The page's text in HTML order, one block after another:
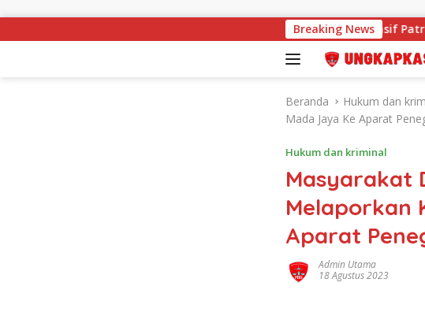
Breaking News
URC Satreskrim Polres Pringsewu Intensif Patroli Mobile
Beranda Hukum dan
Mada Jaya Ke Aparat
Hukum dan kriminal
Masyarakat
Melaporkan
Aparat
Admin Utama
18 Agustus 2023